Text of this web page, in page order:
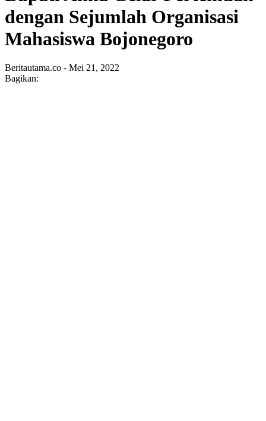
dengan Sejumlah Organisasi
Mahasiswa Bojonegoro
Beritautama.co - Mei 21, 2022
Bagikan: